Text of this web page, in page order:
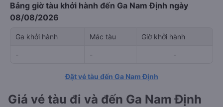
Bảng giờ tàu khởi hành đến Ga Nam Định ngày
08/08/2026
Ga khởi hành Mác tàu Giờ khởi hành
- - -
Đặt vé tàu đến Ga Nam Định
Giá vé tàu đi và đến Ga Nam Định